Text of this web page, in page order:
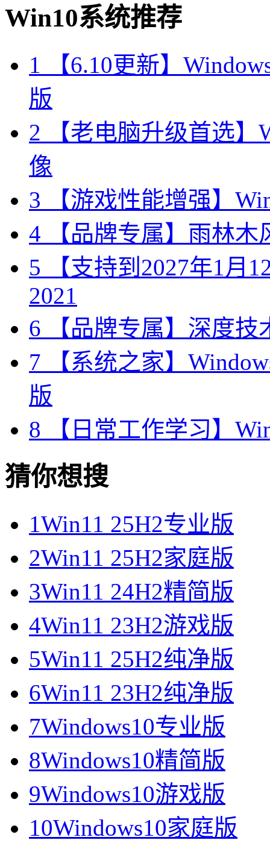
Win10系统推荐
1
【6.10更新】
版
2 【老电脑升级首选】
像
3 【游戏性能增强】
4 【品牌专属】雨林木
5 【支持到2027年1月
2021
6 【品牌专属】深度技
7 【系统之家】
版
8 【日常工作学习】
猜你想搜
1Win11 25H2专业版
2Win11 25H2家庭版
3Win11 24H2精简版
4Win11 23H2游戏版
5Win11 25H2纯净版
6Win11 23H2纯净版
7Windows10专业版
8Windows10精简版
9Windows10游戏版
10Windows10家庭版